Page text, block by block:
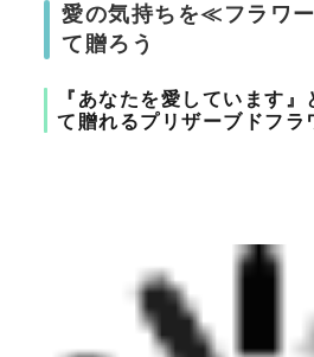
愛の気持ちを≪フラワ
て贈ろう
『あなたを愛しています
て贈れるプリザーブドフラ